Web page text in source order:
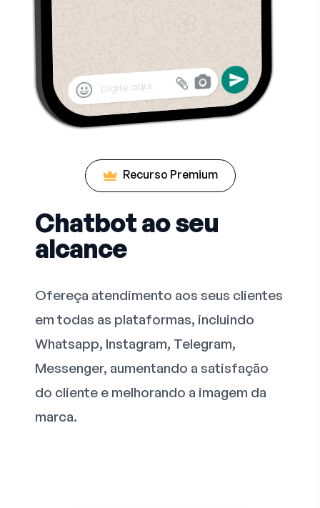
Recurso Premium
Chatbot ao seu
alcance
Ofereça atendimento aos seus clientes
em todas as plataformas, incluindo
Whatsapp, Instagram, Telegram,
Messenger, aumentando a satisfação
do cliente e melhorando a imagem da
marca.